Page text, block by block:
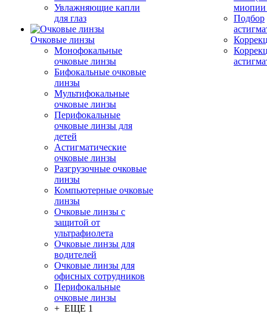
Увлажняющие капли
для глаз
Очковые линзы
Монофокальные
очковые линзы
Бифокальные очковые
линзы
Мультифокальные
очковые линзы
Перифокальные
очковые линзы для
детей
Астигматические
очковые линзы
Разгрузочные очковые
линзы
Компьютерные очковые
линзы
Очковые линзы с
защитой от
ультрафиолета
Очковые линзы для
водителей
Очковые линзы для
офисных сотрудников
Перифокальные
очковые линзы
+ ЕЩЕ 1
миопии
Подбор